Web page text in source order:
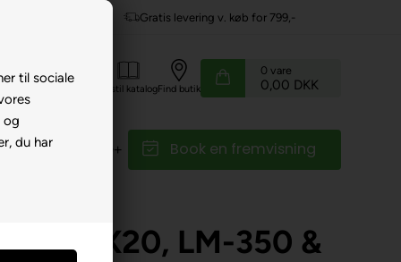
til sociale
og
du har
Service hos dig
Bestil katalogFind butik
0 vare
0,00 DKK
Reservedele Book en fremvisning
X20, LM-350 &